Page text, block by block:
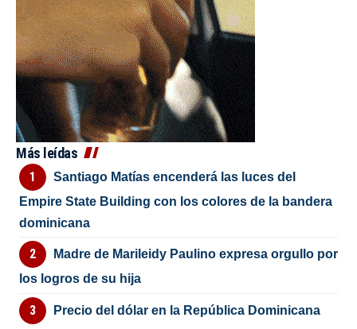
Más leídas
Santiago Matías encenderá las luces del
Empire State Building con los colores de la bandera
dominicana
Madre de Marileidy Paulino expresa orgullo por
los logros de su hija
Precio del dólar en la República Dominicana